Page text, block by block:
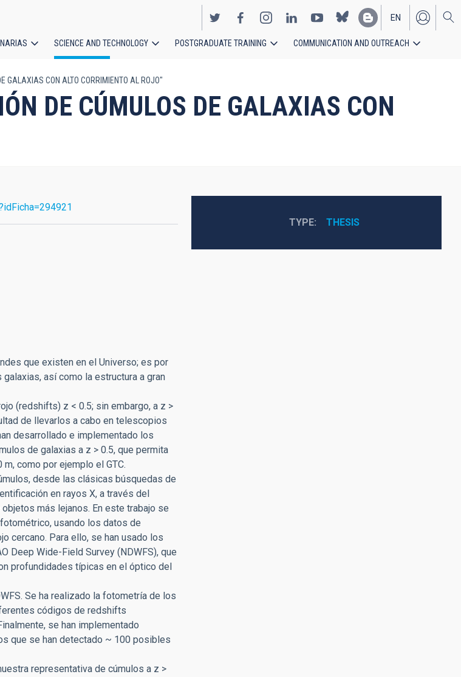
EN
ES
SCIENCE AND TECHNOLOGY POSTGRADUATE TRAINING COMMUNICATION AND OUTREACH
GALAXIAS CON ALTO CORRIMIENTO AL ROJO"
DE CÚMULOS DE GALAXIAS CON
que existen en el Universo; es por
así como la estructura a gran
(redshifts) z < 0.5; sin embargo, a z >
de llevarlos a cabo en telescopios
desarrollado e implementado los
de galaxias a z > 0.5, que permita
como por ejemplo el GTC.
desde las clásicas búsquedas de
en rayos X, a través del
más lejanos. En este trabajo se
usando los datos de
cercano. Para ello, se han usado los
Deep Wide-Field Survey (NDWFS), que
profundidades típicas en el óptico del
Se ha realizado la fotometría de los
códigos de redshifts
se han implementado
que se han detectado ~ 100 posibles
representativa de cúmulos a z >
TYPE THESIS